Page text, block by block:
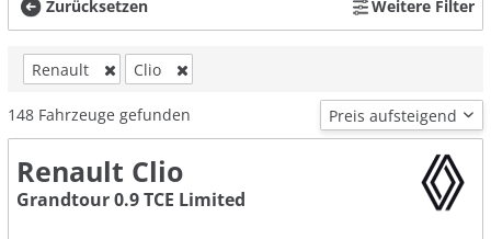
Zurücksetzen Weitere Filter
Renault Clio
148 Fahrzeuge gefunden
Renault Clio
Grandtour 0.9 TCE Limited